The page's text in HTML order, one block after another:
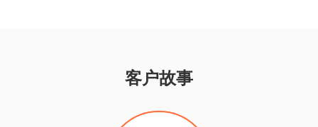
客户故事